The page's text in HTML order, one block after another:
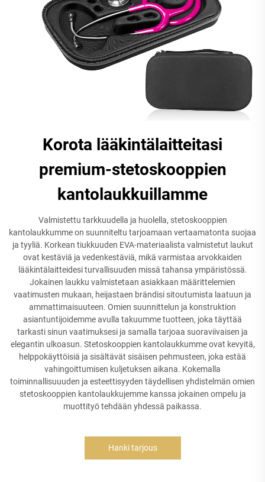
Korota lääkintälaitteitasi
premium-stetoskooppien
kantolaukkuillamme
Valmistettu tarkkuudella ja huolella, stetoskooppien
kantolaukkumme on suunniteltu tarjoamaan vertaamatonta suojaa
ja tyyliä. Korkean tiukkuuden EVA-materiaalista valmistetut laukut
ovat kestäviä ja vedenkestäviä, mikä varmistaa arvokkaiden
lääkintälaitteidesi turvallisuuden missä tahansa ympäristössä.
Jokainen laukku valmistetaan asiakkaan määrittelemien
vaatimusten mukaan, heijastaen brändisi sitoutumista laatuun ja
ammattimaisuuteen. Omien suunnittelun ja konstruktion
asiantuntijoidemme avulla takuumme tuotteen, joka täyttää
tarkasti sinun vaatimuksesi ja samalla tarjoaa suoraviivaisen ja
elegantin ulkoasun. Stetoskooppien kantolaukkumme ovat kevyitä,
helppokäyttöisiä ja sisältävät sisäisen pehmusteen, joka estää
vahingoittumisen kuljetuksen aikana. Kokemalla
toiminnallisuuuden ja esteettisyyden täydellisen yhdistelmän omien
stetoskooppien kantolaukkujemme kanssa jokainen ompelu ja
muottityö tehdään yhdessä paikassa.
Hanki tarjous